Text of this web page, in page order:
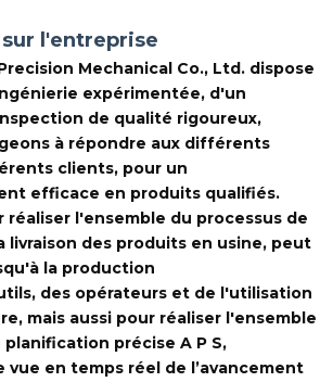
l'entreprise
Mechanical Co., Ltd. dispose
expérimentée, d'un
de qualité rigoureux,
à répondre aux différents
clients, pour un
efficace en produits qualifiés.
réaliser l'ensemble du processus de
livraison des produits en usine, peut
la production
des opérateurs et de l'utilisation
mais aussi pour réaliser l'ensemble
précise A P S,
en temps réel de l’avancement